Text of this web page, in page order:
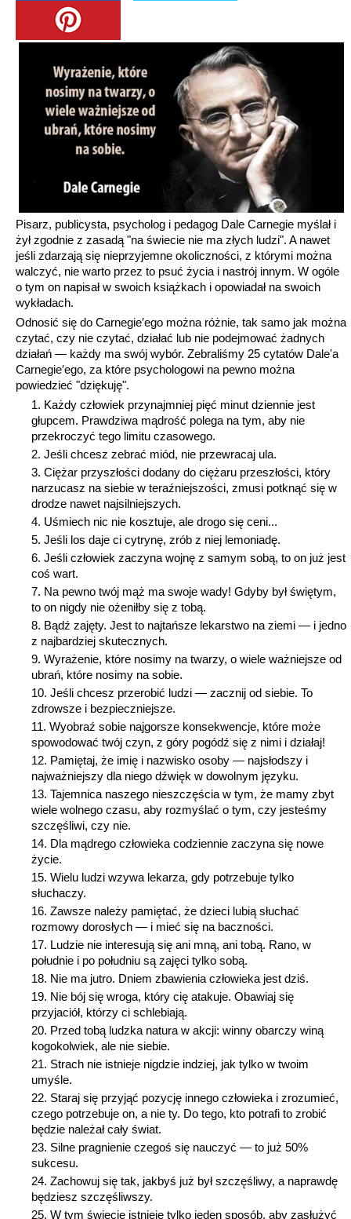
Pisarz, publicysta, psycholog i pedagog Dale Carnegie myślał i
żył zgodnie z zasadą "na świecie nie ma złych ludzi". A nawet
jeśli zdarzają się nieprzyjemne okoliczności, z którymi można
walczyć, nie warto przez to psuć życia i nastrój innym. W ogóle
o tym on napisał w swoich książkach i opowiadał na swoich
wykładach.
Odnosić się do Carnegie′ego można różnie, tak samo jak można
czytać, czy nie czytać, działać lub nie podejmować żadnych
działań — każdy ma swój wybór. Zebraliśmy 25 cytatów Dale'a
Carnegie′ego, za które psychologowi na pewno można
powiedzieć "dziękuję".
Każdy człowiek przynajmniej pięć minut dziennie jest
głupcem. Prawdziwa mądrość polega na tym, aby nie
przekroczyć tego limitu czasowego.
Jeśli chcesz zebrać miód, nie przewracaj ula.
Ciężar przyszłości dodany do ciężaru przeszłości, który
narzucasz na siebie w teraźniejszości, zmusi potknąć się w
drodze nawet najsilniejszych.
Uśmiech nic nie kosztuje, ale drogo się ceni...
Jeśli los daje ci cytrynę, zrób z niej lemoniadę.
Jeśli człowiek zaczyna wojnę z samym sobą, to on już jest
coś wart.
Na pewno twój mąż ma swoje wady! Gdyby był świętym,
to on nigdy nie ożeniłby się z tobą.
Bądź zajęty. Jest to najtańsze lekarstwo na ziemi — i jedno
z najbardziej skutecznych.
Wyrażenie, które nosimy na twarzy, o wiele ważniejsze od
ubrań, które nosimy na sobie.
Jeśli chcesz przerobić ludzi — zacznij od siebie. To
zdrowsze i bezpieczniejsze.
Wyobraź sobie najgorsze konsekwencje, które może
spowodować twój czyn, z góry pogódź się z nimi i działaj!
Pamiętaj, że imię i nazwisko osoby — najsłodszy i
najważniejszy dla niego dźwięk w dowolnym języku.
Tajemnica naszego nieszczęścia w tym, że mamy zbyt
wiele wolnego czasu, aby rozmyślać o tym, czy jesteśmy
szczęśliwi, czy nie.
Dla mądrego człowieka codziennie zaczyna się nowe
życie.
Wielu ludzi wzywa lekarza, gdy potrzebuje tylko
słuchaczy.
Zawsze należy pamiętać, że dzieci lubią słuchać
rozmowy dorosłych — i mieć się na baczności.
Ludzie nie interesują się ani mną, ani tobą. Rano, w
południe i po południu są zajęci tylko sobą.
Nie ma jutro. Dniem zbawienia człowieka jest dziś.
Nie bój się wroga, który cię atakuje. Obawiaj się
przyjaciół, którzy ci schlebiają.
Przed tobą ludzka natura w akcji: winny obarczy winą
kogokolwiek, ale nie siebie.
Strach nie istnieje nigdzie indziej, jak tylko w twoim
umyśle.
Staraj się przyjąć pozycję innego człowieka i zrozumieć,
czego potrzebuje on, a nie ty. Do tego, kto potrafi to zrobić
będzie należał cały świat.
Silne pragnienie czegoś się nauczyć — to już 50%
sukcesu.
Zachowuj się tak, jakbyś już był szczęśliwy, a naprawdę
będziesz szczęśliwszy.
W tym świecie istnieje tylko jeden sposób, aby zasłużyć